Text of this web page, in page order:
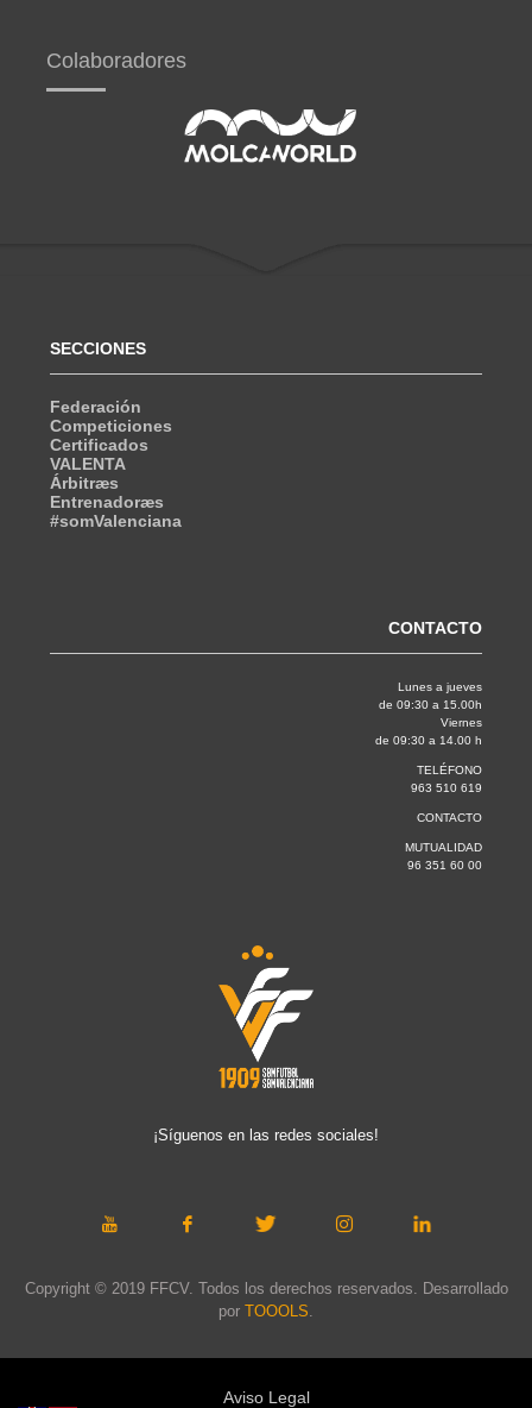
Colaboradores
SECCIONES
Federación
Competiciones
Certificados
VALENTA
Árbitræs
Entrenadoræs
#somValenciana
CONTACTO
Lunes a jueves
de 09:30 a 15.00h
Viernes
de 09:30 a 14.00 h
TELÉFONO
963 510 619
CONTACTO
MUTUALIDAD
96 351 60 00
¡Síguenos en las redes sociales!
Copyright © 2019 FFCV. Todos los derechos reservados. Desarrollado
por TOOOLS
Aviso Legal